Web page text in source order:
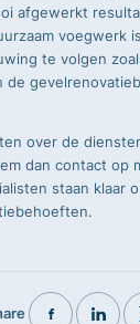
afgewerkt
voegwerk
te volgen
de
over de
dan contact op
staan klaar